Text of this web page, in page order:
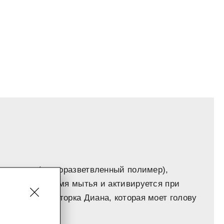
(гиперразветвленный полимер),
во время мытья и активируется при
редакторка Диана, которая моет голову